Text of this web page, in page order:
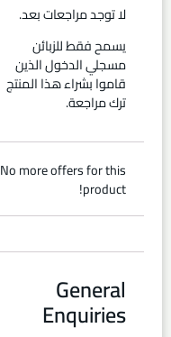
لا توجد مراجعات بعد.
يسمح فقط للزبائن
مسجلي الدخول الذين
قاموا بشراء هذا المنتج
ترك مراجعة.
No more offers for this
product!
General
Enquiries